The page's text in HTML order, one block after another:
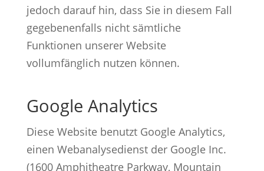
jedoch darauf hin, dass Sie in diesem Fall
gegebenenfalls nicht sämtliche
Funktionen unserer Website
vollumfänglich nutzen können.
Google Analytics
Diese Website benutzt Google Analytics,
einen Webanalysedienst der Google Inc.
(1600 Amphitheatre Parkway, Mountain